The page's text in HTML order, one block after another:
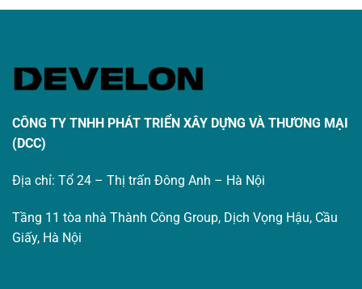
CÔNG TY TNHH PHÁT TRIỂN XÂY DỰNG VÀ THƯƠNG MẠI
(DCC)
Địa chỉ: Tổ 24 – Thị trấn Đông Anh – Hà Nội
Tầng 11 tòa nhà Thành Công Group, Dịch Vọng Hậu, Cầu
Giấy, Hà Nội